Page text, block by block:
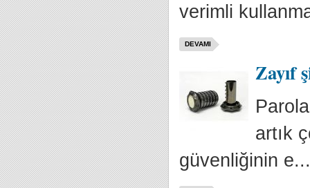
verimli
DEVAMI
Zayıf
artık
güvenliğinin e...